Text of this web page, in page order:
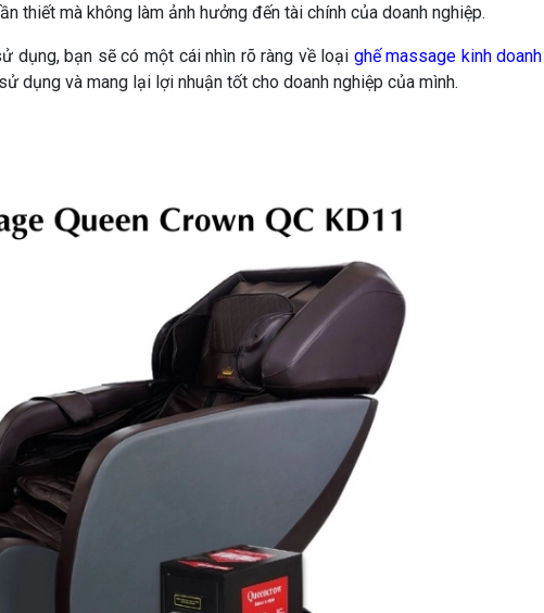
thiết mà không làm ảnh hưởng đến tài chính của doanh nghiệp.
dụng, bạn sẽ có một cái nhìn rõ ràng về loại ghế massage kinh doanh
dụng và mang lại lợi nhuận tốt cho doanh nghiệp của mình.